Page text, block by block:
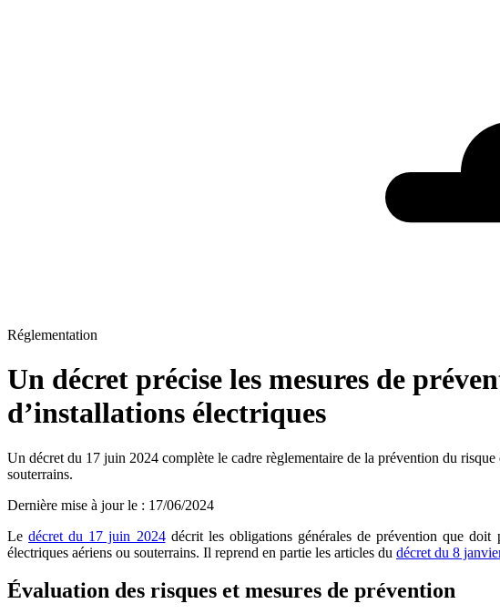
Réglementation
Un décret précise les mesures de
d’installations électriques
Un décret du 17 juin 2024 complète le cadre règlementaire de la prévention du
souterrains.
Dernière mise à jour le : 17/06/2024
Ledécret du 17 juin 2024décrit les obligations générales de prévention que doit
électriques aériens ou souterrains. Il reprend en partie les articles du décret du 8
Évaluation des risques et mesures de prévention